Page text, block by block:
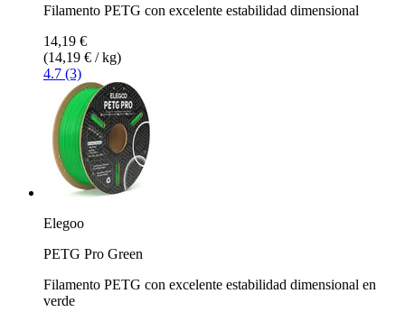
Filamento PETG con excelente estabilidad dimensional
14,19 €
(14,19 € / kg)
4.7 (3)
Elegoo
PETG Pro Green
Filamento PETG con excelente estabilidad dimensional en
verde